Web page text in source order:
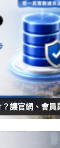
？讓官網、會